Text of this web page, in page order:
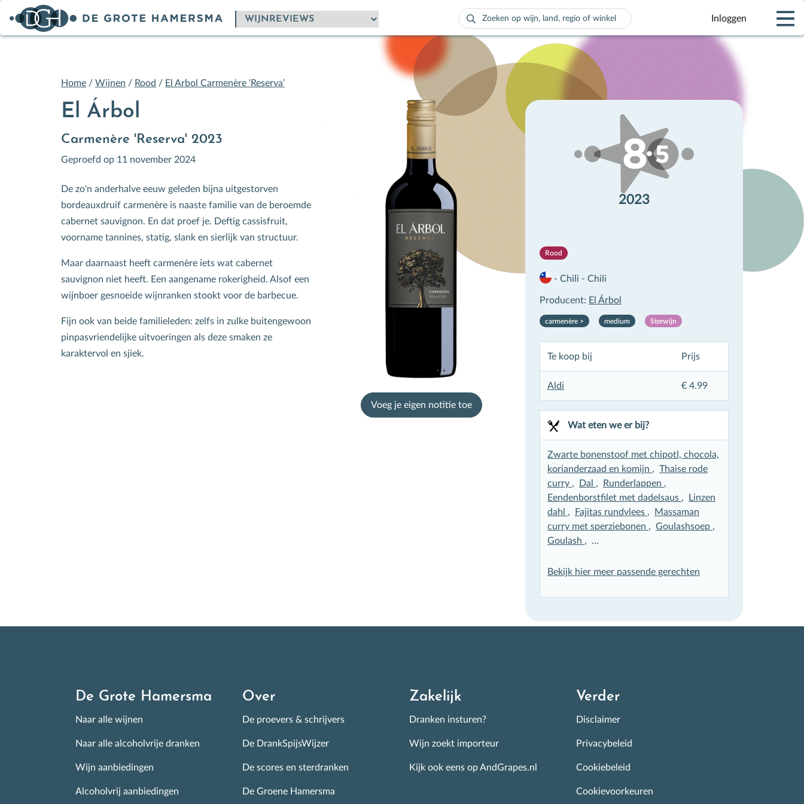
Zoeken
naar:
Als de resultaten voor automatisch aanvullen beschikbaar zijn, gebruik de pijlen
Inloggen
Home / Wijnen / Rood / El Arbol Carmenère ‘Reserva’
El Árbol
Carmenère 'Reserva' 2023
Geproefd op 11 november 2024
De zo'n anderhalve eeuw geleden bijna uitgestorven
bordeauxdruif carmenère is naaste familie van de beroemde
cabernet sauvignon. En dat proef je. Deftig cassisfruit,
voorname tannines, statig, slank en sierlijk van structuur.
Maar daarnaast heeft carmenère iets wat cabernet
sauvignon niet heeft. Een aangename rokerigheid. Alsof een
wijnboer gesnoeide wijnranken stookt voor de barbecue.
Fijn ook van beide familieleden: zelfs in zulke buitengewoon
pinpasvriendelijke uitvoeringen als deze smaken ze
karaktervol en sjiek.
Voeg je eigen notitie toe
2023
Rood
- Chili - Chili
Producent: El Árbol
carmenère > medium Sterwijn
Te koop bij Prijs
Aldi € 4.99
Wat eten we er bij?
Zwarte bonenstoof met chipotl, chocola,
korianderzaad en komijn , Thaise rode
curry , Dal , Runderlappen ,
Eendenborstfilet met dadelsaus ,
Linzen
dahl , Fajitas rundvlees ,
Massaman
curry met sperziebonen , Goulashsoep ,
Goulash , ...
Bekijk hier meer passende gerechten
De Grote Hamersma
Naar alle wijnen
Naar alle alcoholvrije dranken
Wijn aanbiedingen
Alcoholvrij aanbiedingen
Over
De proevers & schrijvers
De DrankSpijsWijzer
De scores en sterdranken
De Groene Hamersma
Zakelijk
Dranken insturen?
Wijn zoekt importeur
Kijk ook eens op AndGrapes.nl
Verder
Disclaimer
Privacybeleid
Cookiebeleid
Cookievoorkeuren
Inschrijven